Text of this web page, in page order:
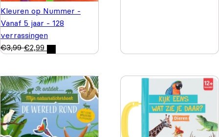
Kleuren op Nummer -
Vanaf 5 jaar - 128
verrassingen
€3,99 €2,99